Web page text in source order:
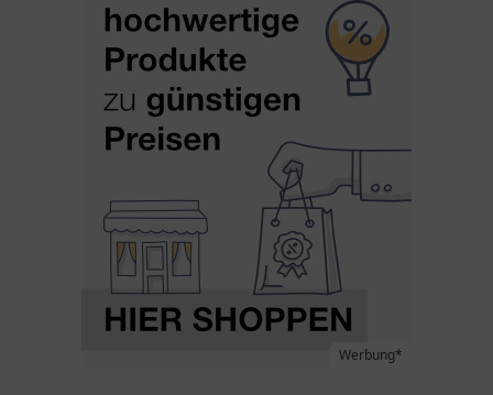
Werbung*